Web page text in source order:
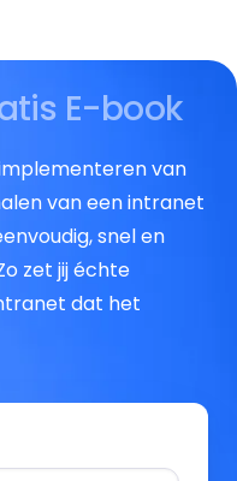
E-book
van
van een intranet
snel en
zet jij échte
dat het